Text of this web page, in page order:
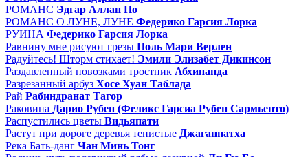
РОМАНС Эдгар Аллан По
РОМАНС О ЛУНЕ, ЛУНЕ Федерико Гарсия Лорка
РУИНА Федерико Гарсия Лорка
Равнину мне рисуют грезы Поль Мари Верлен
Радуйтесь! Шторм стихает! Эмили Элизабет Дикинсон
Раздавленный повозками тростник Абхинанда
Разрезанный арбуз Хосе Хуан Таблада
Рай Рабиндранат Тагор
Раковина Дарио Рубен (Феликс Гарсиа Рубен Сармьенто)
Распустились цветы Видьяпати
Растут при дороге деревья тенистые Джаганнатха
Река Бать-данг Чан Минь Тонг